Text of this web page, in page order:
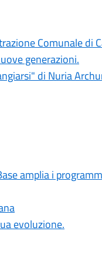
Comunale di
generazioni.
di Nuria
amplia i
evoluzione.